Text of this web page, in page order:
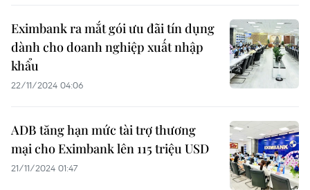
Eximbank ra mắt gói ưu đãi tín dụng
dành cho doanh nghiệp xuất nhập
khẩu
22/11/2024 04:06
ADB tăng hạn mức tài trợ thương
mại cho Eximbank lên 115 triệu USD
21/11/2024 01:47